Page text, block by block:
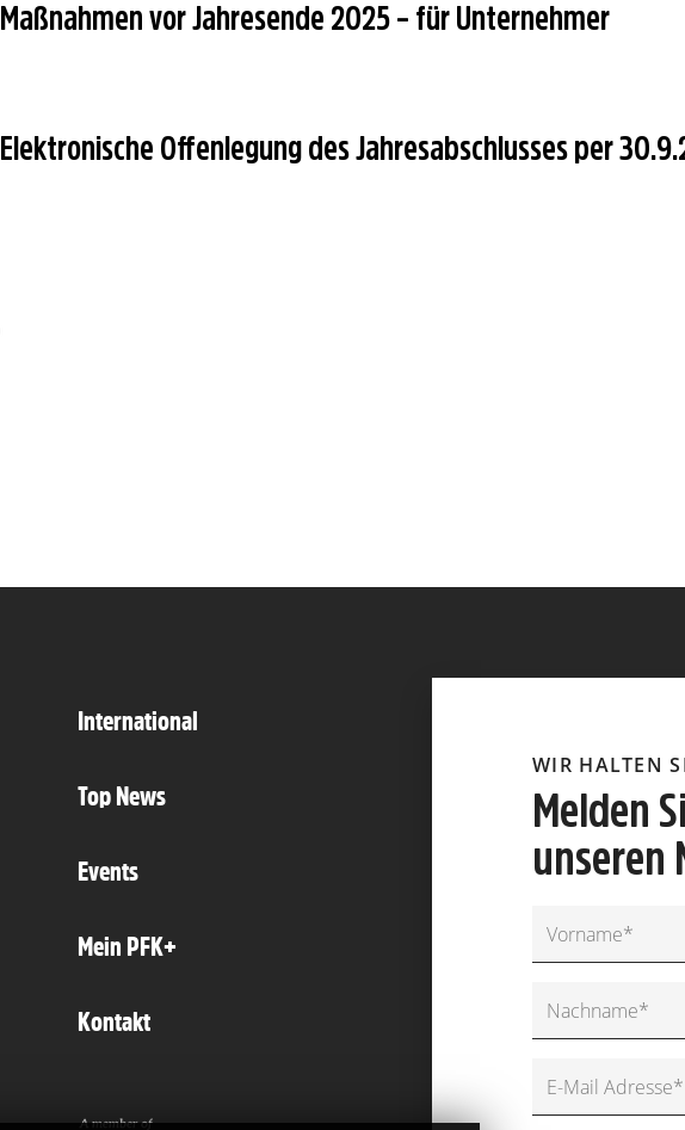
Maßnahmen vor Jahresende 2025 – für Unternehmer
Elektronische Offenlegung des Jahresabschlusses per
International
Top News
Events
Mein PFK+
Kontakt
WIR HALTEN
Melden
unseren